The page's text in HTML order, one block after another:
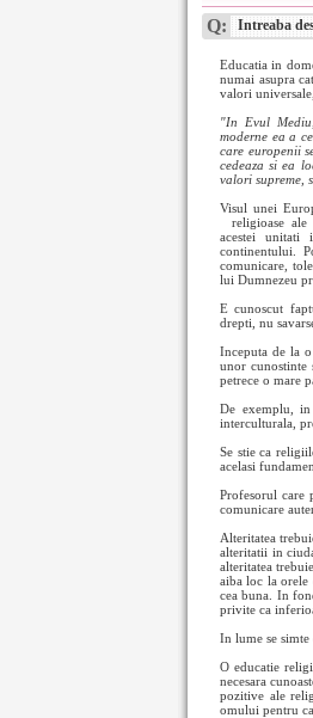
Q: Intreaba
Educatia in
numai asupra
valori
"In Evul
moderne ea a
care europenii
cedeaza si ea
valori supreme,
Visul unei
religioase
acestei unitati
continentului.
comunicare,
lui Dumnezeu
E cunoscut
drepti, nu
Inceputa de la
unor cunostinte
petrece o mare
De exemplu,
interculturala,
Se stie ca
acelasi
Profesorul care
comunicare
Alteritatea
alteritatii in
alteritatea
aiba loc la orele
cea buna. In
privite ca
In lume se
O educatie
necesara
pozitive ale
omului pentru